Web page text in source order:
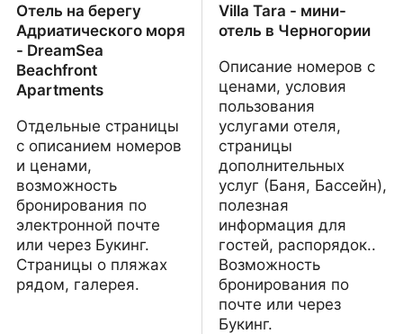
Отель на берегу
Адриатического моря
- DreamSea
Beachfront
Apartments
Отдельные страницы
с описанием номеров
и ценами,
возможность
бронирования по
электронной почте
или через Букинг.
Страницы о пляжах
рядом, галерея.
Villa Tara - мини-
отель в Черногории
Описание номеров с
ценами, условия
пользования
услугами отеля,
страницы
дополнительных
услуг (Баня, Бассейн),
полезная
информация для
гостей, распорядок..
Возможность
бронирования по
почте или через
Букинг.